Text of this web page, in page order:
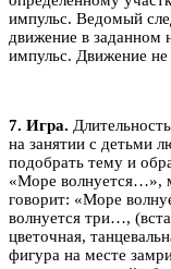
импульс. Ведомый
движение в заданном
импульс. Движение
7. Игра.
на занятии с детьми
подобрать тему и
«Море волнуется…»,
говорит: «Море
волнуется три…,
цветочная,
фигура на месте